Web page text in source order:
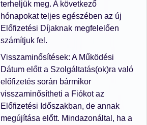
terheljük meg. A következő
hónapokat teljes egészében az új
Előfizetési Díjaknak megfelelően
számítjuk fel.
Visszaminősítések: A Működési
Dátum előtt a Szolgáltatás(ok)ra való
előfizetés során bármikor
visszaminősítheti a Fiókot az
Előfizetési Időszakban, de annak
megújítása előtt. Mindazonáltal, ha a